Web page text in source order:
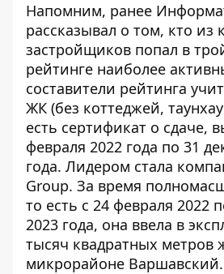
Напомним, ранее
рассказывал о том, кто из
застройщиков попал в
рейтинге наиболее
составители рейтинга
ЖК (без коттеджей,
есть сертификат о сдаче,
февраля 2022 года по 31
года. Лидером стала
Group. За время
то есть с 24 февраля 2022
2023 года, она ввела в
тысяч квадратных метров
микрорайоне Варшавский.